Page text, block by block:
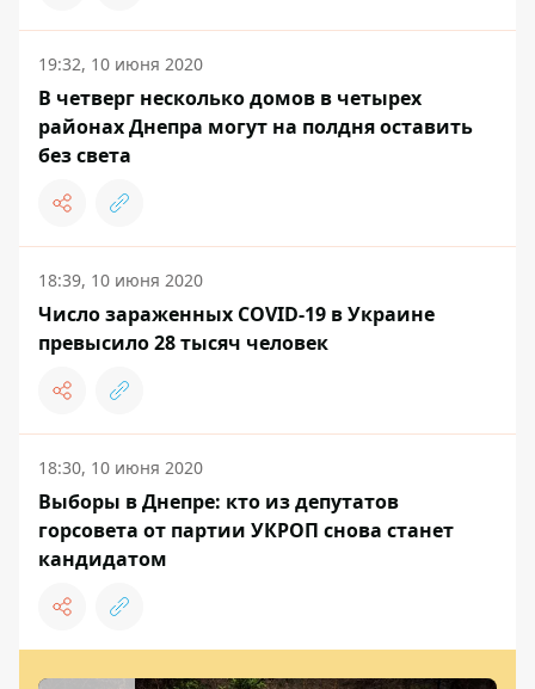
19:32, 10 июня 2020
В четверг несколько домов в четырех
районах Днепра могут на полдня оставить
без света
18:39, 10 июня 2020
Число зараженных COVID-19 в Украине
превысило 28 тысяч человек
18:30, 10 июня 2020
Выборы в Днепре: кто из депутатов
горсовета от партии УКРОП снова станет
кандидатом